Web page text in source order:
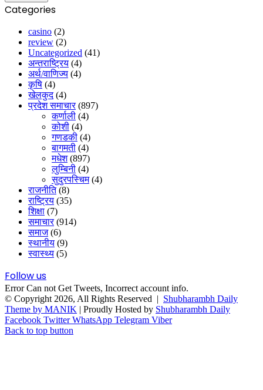
Categories
casino (2)
review (2)
Uncategorized (41)
अन्तराष्ट्रिय (4)
अर्थ/वाणिज्य (4)
कृषि (4)
खेलकुद(4)
प्रदेश समाचार(897)
कर्णाली (4)
कोशी (4)
गणडकी (4)
बागमती (4)
मधेश(897)
लुम्बिनी (4)
सुदुरपस्चिम(4)
राजनीति(8)
राष्ट्रिय (35)
शिक्षा (7)
समाचार(914)
समाज(6)
स्थानीय (9)
स्वास्थ्य (5)
Follow us
Error Can not Get Tweets, Incorrect account info.
© Copyright 2026, All Rights Reserved | Shubharambh Daily
Theme by MANIK | Proudly Hosted by Shubharambh Daily
Facebook Twitter WhatsApp Telegram Viber
Back to top button